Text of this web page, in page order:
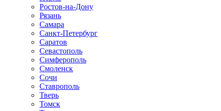
Ростов-на-Дону
Рязань
Самара
Санкт-Петербург
Саратов
Севастополь
Симферополь
Смоленск
Сочи
Ставрополь
Тверь
Томск